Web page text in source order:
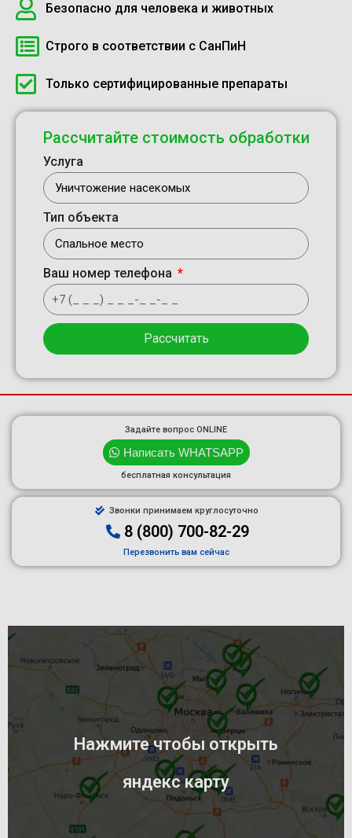
Безопасно для человека и животных
Строго в соответствии с СанПиН
Только сертифицированные препараты
Рассчитайте стоимость обработки
Услуга
Тип объекта
Ваш номер телефона
Рассчитать
Задайте вопрос ONLINE
Написать WHATSAPP
бесплатная консультация
Звонки принимаем круглосуточно
8 (800) 700-82-29
Перезвонить вам сейчас
Нажмите чтобы открыть
яндекс карту